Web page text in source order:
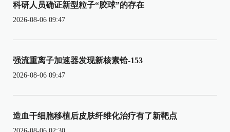
科研人员确证新型粒子“胶球”的存在
2026-08-06 09:47
强流重离子加速器发现新核素铪-153
2026-08-06 09:47
造血干细胞移植后皮肤纤维化治疗有了新靶点